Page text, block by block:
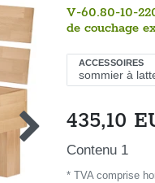
V-60.80-10-
de couchage
ACCESSOIRES
435,10
Contenu 1
* TVA comprise